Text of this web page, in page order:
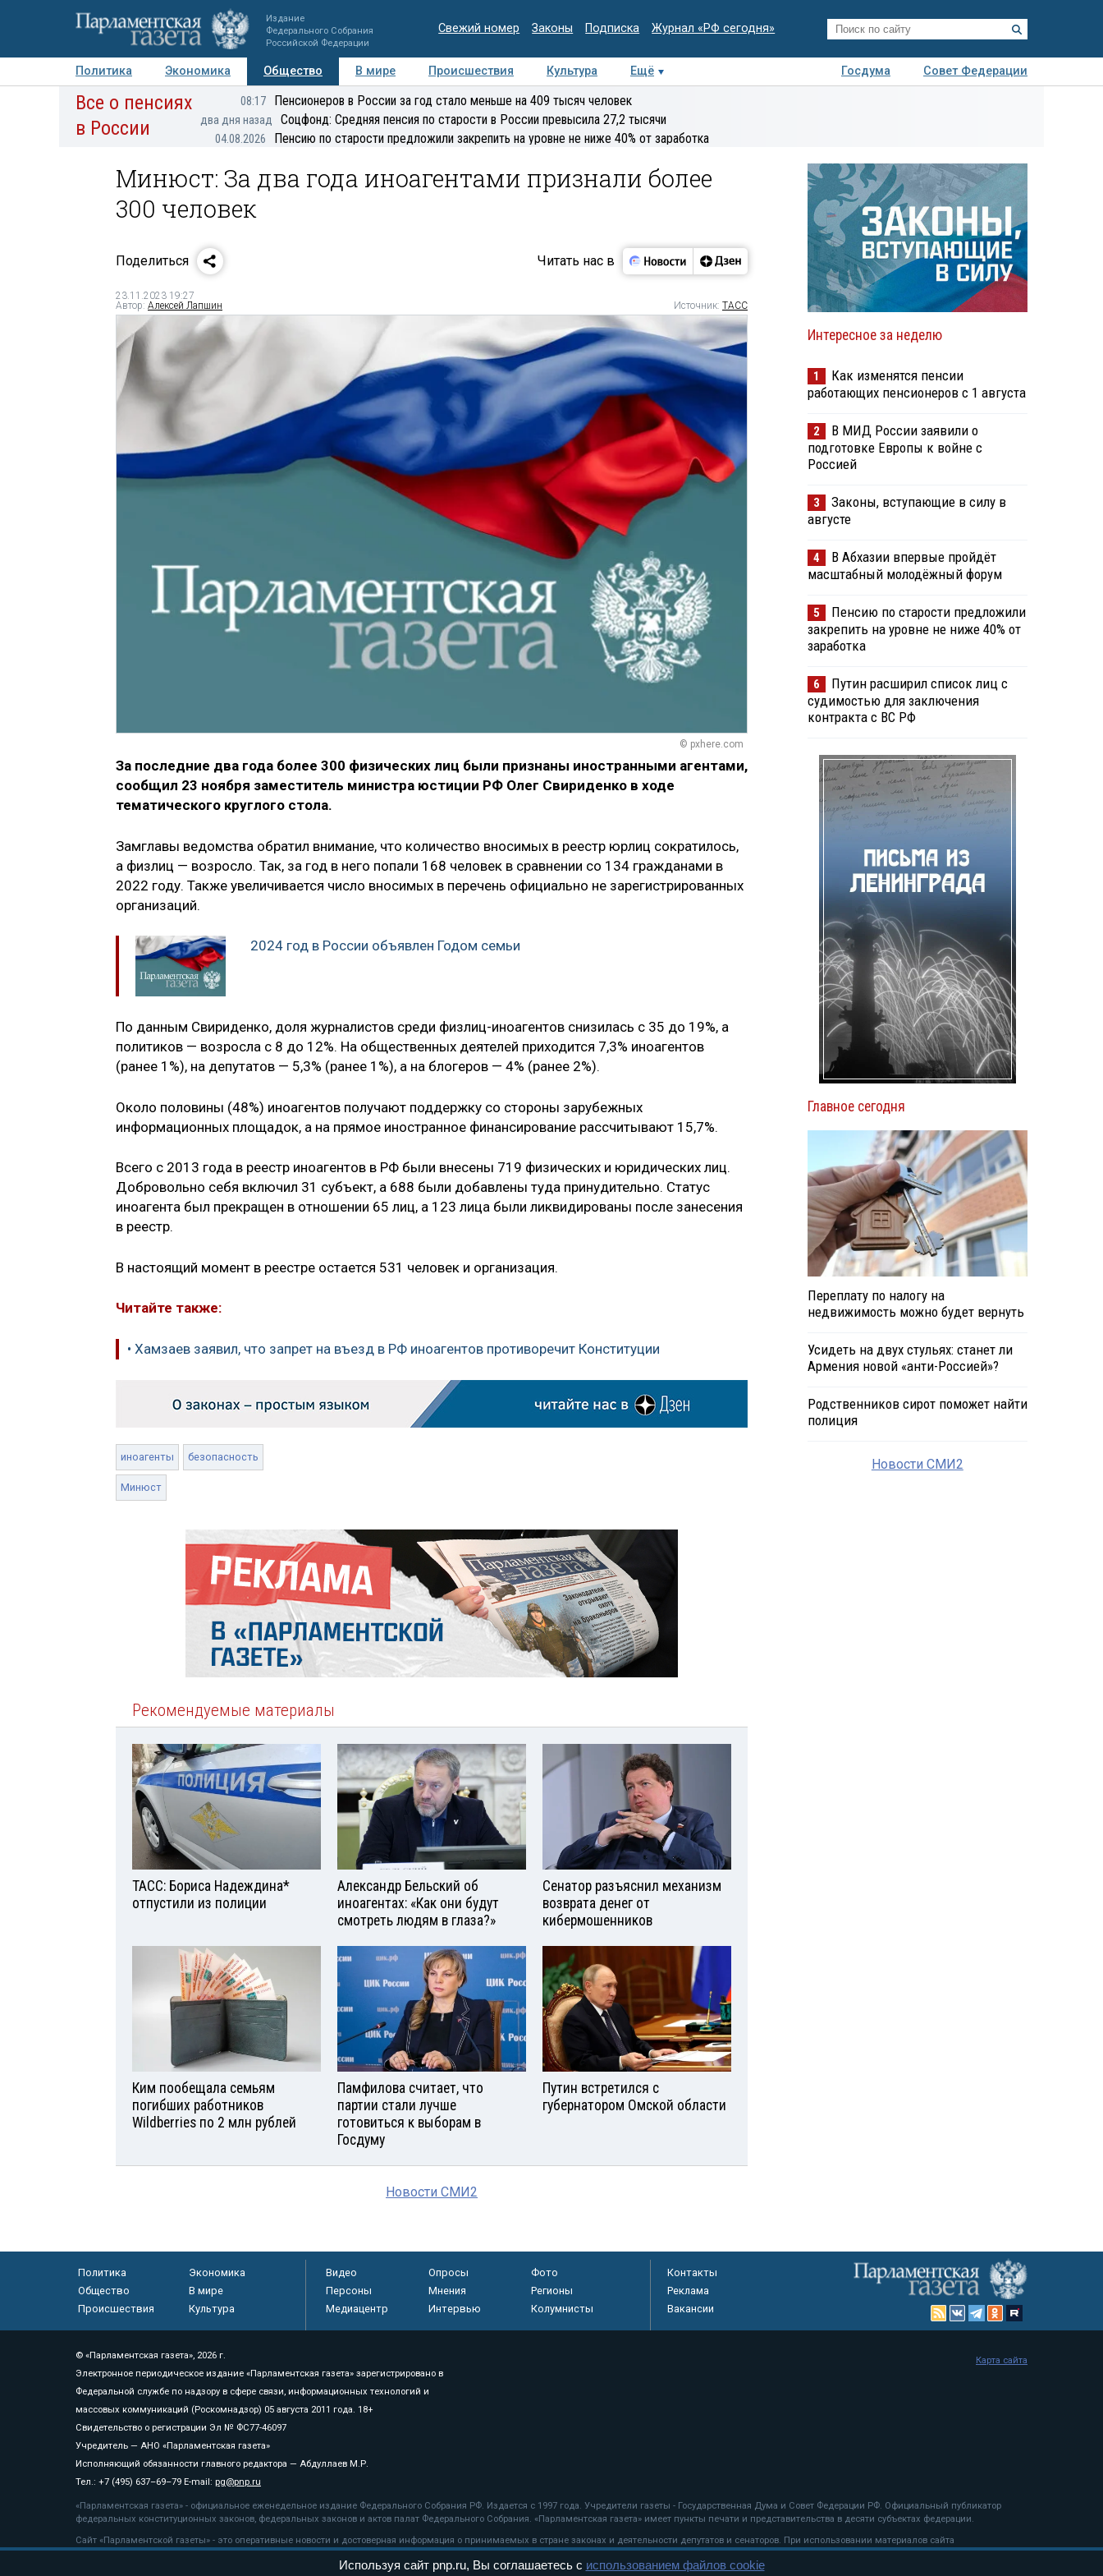
Издание
Федерального Собрания
Российской Федерации
Свежий номер Законы Подписка Журнал «РФ сегодня»
Политика Экономика Общество В мире Происшествия Культура Ещё Госдума
Совет Федерации
Авторы Персоны Мнения Регионы Медиацентр Интервью Колумнисты
Все о пенсиях
в России
08:17 Пенсионеров в России за год стало меньше на 409 тысяч человек
два дня назад Соцфонд: Средняя пенсия по старости в России превысила 27,2 тысячи
04.08.2026 Пенсию по старости предложили закрепить на уровне не ниже 40% от заработка
Минюст: За два года иноагентами признали более
300 человек
Поделиться Читать нас в
23.11.2023 19:27
Автор: Алексей Лапшин Источник: ТАСС
© pxhere.com
За последние два года более 300 физических лиц были признаны иностранными агентами,
сообщил 23 ноября заместитель министра юстиции РФ Олег Свириденко в ходе
тематического круглого стола.
Замглавы ведомства обратил внимание, что количество вносимых в реестр юрлиц сократилось,
а физлиц — возросло. Так, за год в него попали 168 человек в сравнении со 134 гражданами в
2022 году. Также увеличивается число вносимых в перечень официально не зарегистрированных
организаций.
2024 год в России объявлен Годом семьи
По данным Свириденко, доля журналистов среди физлиц-иноагентов снизилась с 35 до 19%, а
политиков — возросла с 8 до 12%. На общественных деятелей приходится 7,3% иноагентов
(ранее 1%), на депутатов — 5,3% (ранее 1%), а на блогеров — 4% (ранее 2%).
Около половины (48%) иноагентов получают поддержку со стороны зарубежных
информационных площадок, а на прямое иностранное финансирование рассчитывают 15,7%.
Всего с 2013 года в реестр иноагентов в РФ были внесены 719 физических и юридических лиц.
Добровольно себя включил 31 субъект, а 688 были добавлены туда принудительно. Статус
иноагента был прекращен в отношении 65 лиц, а 123 лица были ликвидированы после занесения
в реестр.
В настоящий момент в реестре остается 531 человек и организация.
Читайте также:
• Хамзаев заявил, что запрет на въезд в РФ иноагентов противоречит Конституции
иноагенты безопасность
Минюст
Рекомендуемые материалы
ТАСС: Бориса Надеждина*
отпустили из полиции
Александр Бельский об
иноагентах: «Как они будут
смотреть людям в глаза?»
Сенатор разъяснил механизм
возврата денег от
кибермошенников
Ким пообещала семьям
погибших работников
Wildberries по 2 млн рублей
Памфилова считает, что
партии стали лучше
готовиться к выборам в
Госдуму
Путин встретился с
губернатором Омской области
Новости СМИ2
Интересное за неделю
1
Как изменятся пенсии
работающих пенсионеров с 1 августа
2
В МИД России заявили о
подготовке Европы к войне с
Россией
3
Законы, вступающие в силу в
августе
4
В Абхазии впервые пройдёт
масштабный молодёжный форум
5
Пенсию по старости предложили
закрепить на уровне не ниже 40% от
заработка
6
Путин расширил список лиц с
судимостью для заключения
контракта с ВС РФ
Главное сегодня
Переплату по налогу на
недвижимость можно будет вернуть
Усидеть на двух стульях: станет ли
Армения новой «анти-Россией»?
Родственников сирот поможет найти
полиция
Новости СМИ2
Политика
Экономика
Общество
В мире
Происшествия
Культура
Видео Опросы
Фото
Персоны
Мнения
Регионы
Медиацентр
Интервью Колумнисты
Контакты
Реклама
Вакансии
© «Парламентская газета», 2026 г.
Электронное периодическое издание «Парламентская газета» зарегистрировано в
Федеральной службе по надзору в сфере связи, информационных технологий и
массовых коммуникаций (Роскомнадзор) 05 августа 2011 года. 18+
Свидетельство о регистрации Эл № ФС77-46097
Учредитель — АНО «Парламентская газета»
Исполняющий обязанности главного редактора — Абдуллаев М.Р.
Тел.: +7 (495) 637–69–79 E-mail: pg@pnp.ru
«Парламентская газета» - официальное еженедельное издание Федерального Собрания РФ. Издается с 1997 года. Учредители газеты - Государственная Дума и Совет Федерации РФ. Официальный публикатор
федеральных конституционных законов, федеральных законов и актов палат Федерального Собрания. «Парламентская газета» имеет пункты печати и представительства в десяти субъектах федерации.
Сайт «Парламентской газеты» - это оперативные новости и достоверная информация о принимаемых в стране законах и деятельности депутатов и сенаторов. При использовании материалов сайта
«Парламентской газеты» активная ссылка на pnp.ru обязательна.
Карта сайта
Используя сайт pnp.ru, Вы соглашаетесь с использованием файлов cookie